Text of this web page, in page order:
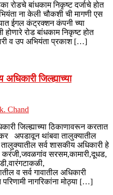
रोडचे बांधकाम निकृष्ट दर्जाचे होत
ना केली चौकशी ची मागणी एस
ईगल कंट्रक्शन कंपनी च्या
होणारे रोड बांधकाम निकृष्ट होत
व उप अभियंता प्रकाश […]
जिल्ह्याच्या
Chand
जिल्ह्याच्या ठिकाणावरून करतात
अपडावून थांबवा तालुक्यातील
सर्व शासकीय अधिकारी हे
करंजी,जवळगांव सरसम,कामारी,दूधड,
व सर्व गावातील अधिकारी
नागरिकांना मोठ्या […]